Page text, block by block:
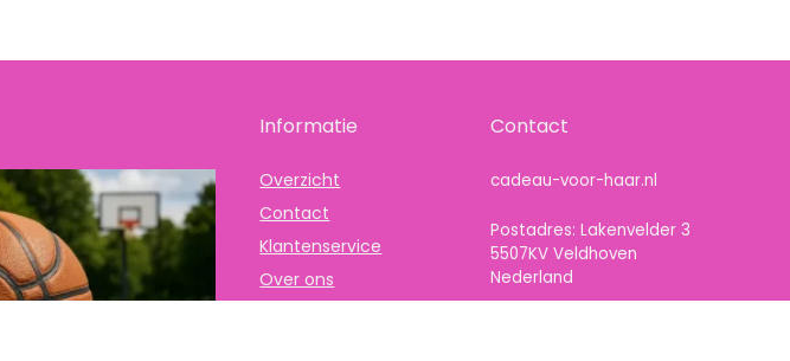
Informatie
Overzicht
Contact
Klantenservice
Over ons
Contact
cadeau-voor-haar.nl
Postadres: Lakenvelder 3
5507KV Veldhoven
Nederland